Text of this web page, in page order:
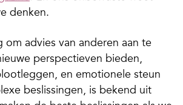
denken.
advies van anderen aan te
perspectieven bieden,
en emotionele steun
beslissingen, is bekend uit